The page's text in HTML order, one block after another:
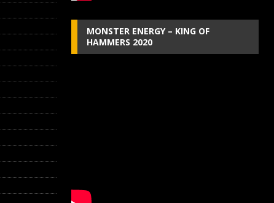
MONSTER ENERGY – KING OF
HAMMERS 2020